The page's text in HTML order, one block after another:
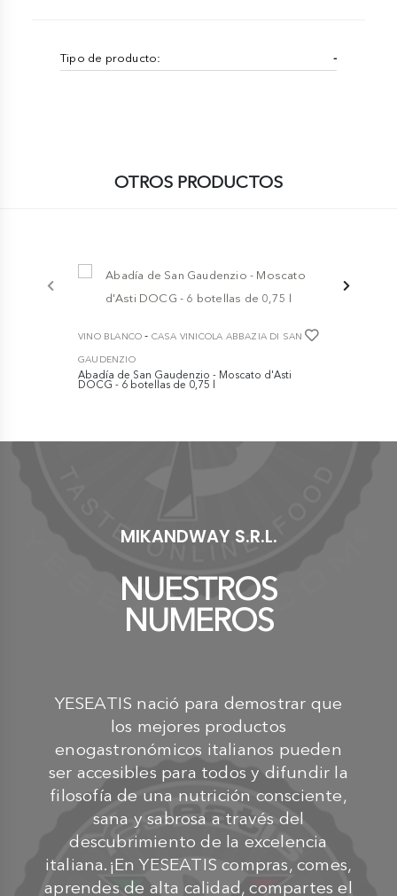
Tipo de producto: -
OTROS PRODUCTOS
VINO BLANCO - CASA VINICOLA ABBAZIA DI SAN
GAUDENZIO
Abadía de San Gaudenzio - Moscato d'Asti
DOCG - 6 botellas de 0,75 l
MIKANDWAY S.R.L.
NUESTROS
NUMEROS
YESEATIS nació para demostrar que
los mejores productos
enogastronómicos italianos pueden
ser accesibles para todos y difundir la
filosofía de una nutrición consciente,
sana y sabrosa a través del
descubrimiento de la excelencia
italiana.¡En YESEATIS compras, comes,
aprendes de alta calidad, compartes el